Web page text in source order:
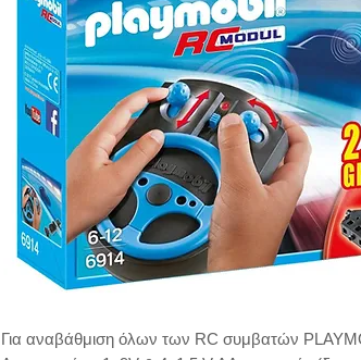
Για αναβάθμιση όλων των RC συμβατών